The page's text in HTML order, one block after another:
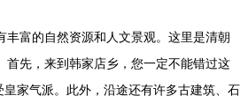
富的自然资源和人文景观。这里是清朝
首先，来到韩家店乡，您一定不能错过这
家气派。此外，沿途还有许多古建筑、石